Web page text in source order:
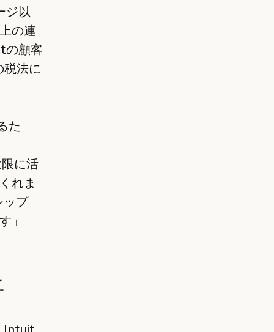
ジ以
の連
の顧客
法に
た
に活
れま
ップ
」